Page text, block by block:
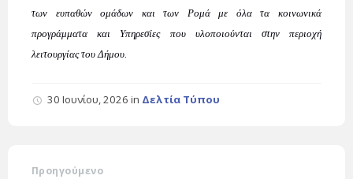
των ευπαθών ομάδων και των Ρομά με όλα τα κοινωνικά
προγράμματα και Υπηρεσίες που υλοποιούνται στην περιοχή
λειτουργίας του Δήμου.
30 Ιουνίου, 2026 in Δελτία Τύπου
Προηγούμενο